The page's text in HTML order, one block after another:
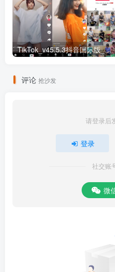
TikTok_v45.5.3抖音国际版_免拔卡解锁全球版
评论 抢沙发
请登录后
登录
社交账
微